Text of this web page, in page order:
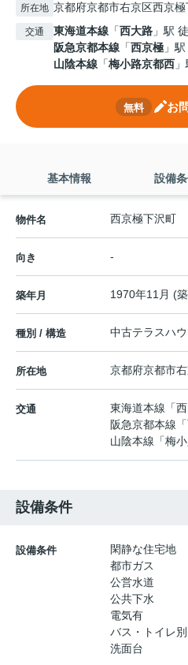
所在地 京都府京都市右京区西京
交通 東海道本線 「西大路 」駅
阪急京都本線 「西京極 」
山陰本線 「梅小路京都西
無料 お
基本情報 設備
物件名 西京極下沢町
向き -
築年月 1970年11月 (
種別 / 構造 中古テラスハ
所在地 京都府京都市
交通 東海道本線 「
阪急京都本線 「
山陰本線 「梅
設備条件
設備条件
閑静な住宅地
都市ガス
公営水道
公共下水
電気有
バス・トイレ別
洗面台